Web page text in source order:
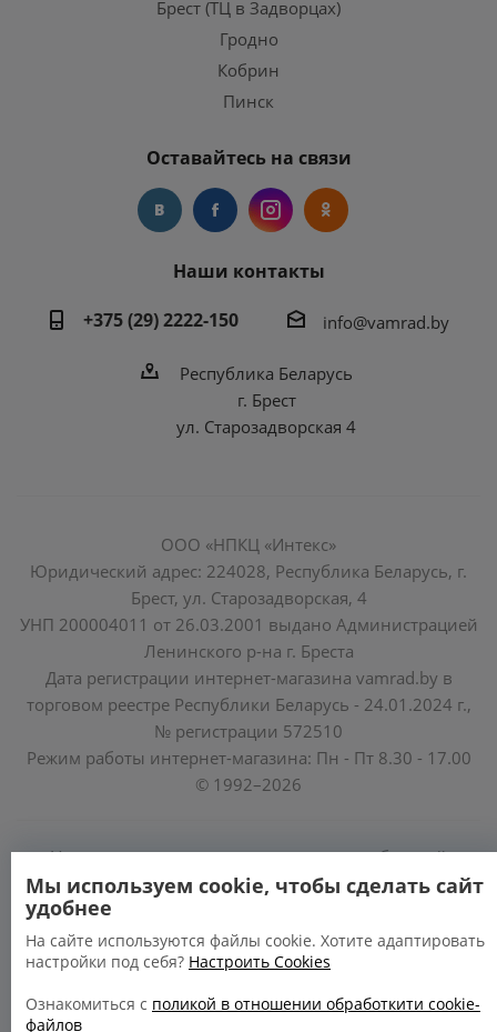
Брест (ТЦ в Задворцах)
Гродно
Кобрин
Пинск
Оставайтесь на связи
Наши контакты
+375 (29) 2222-150
info@vamrad.by
Республика Беларусь
г. Брест
ул. Старозадворская 4
ООО «НПКЦ «Интекс»
Юридический адрес: 224028, Республика Беларусь, г.
Брест, ул. Старозадворская, 4
УНП 200004011 от 26.03.2001 выдано Администрацией
Ленинского р-на г. Бреста
Дата регистрации интернет-магазина vamrad.by в
торговом реестре Республики Беларусь - 24.01.2024 г.,
№ регистрации 572510
Режим работы интернет-магазина: Пн - Пт 8.30 - 17.00
© 1992–2026
Уполномоченные по защите прав потребителей
облисполкомов, Минского горисполкома:
https://www.mart.gov.by/activity/zashchita-prav-
potrebiteley/
БРЕСТСКАЯ ОБЛАСТЬ тел. (80162) 26 97 69;
Мы используем cookie, чтобы сделать сайт
удобнее
На сайте используются файлы cookie. Хотите адаптировать
настройки под себя? Настроить Cookies
Ознакомиться с поликой в отношении обработкити cookie-
файлов